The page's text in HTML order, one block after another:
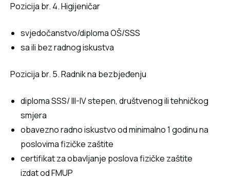
Pozicija br. 4. Higijeničar
svjedočanstvo/diploma OŠ/SSS
sa ili bez radnog iskustva
Pozicija br. 5. Radnik na bezbjeđenju
diploma SSS/ III-IV stepen, društvenog ili tehničkog
smjera
obavezno radno iskustvo od minimalno 1 godinu na
poslovima fizičke zaštite
certifikat za obavljanje poslova fizičke zaštite
izdat od FMUP